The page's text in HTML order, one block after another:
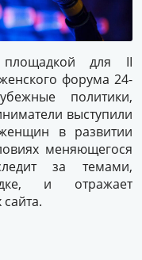
площадкой для II
форума 24-
политики,
выступили
в развитии
меняющегося
за темами,
и отражает